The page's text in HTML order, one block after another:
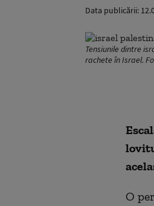
Data publicării:
Tensiunile dintre
rachete în Israel.
O